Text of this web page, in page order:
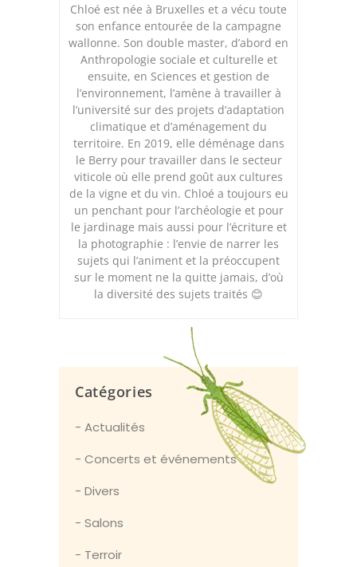
Chloé est née à Bruxelles et a vécu toute
son enfance entourée de la campagne
wallonne. Son double master, d’abord en
Anthropologie sociale et culturelle et
ensuite, en Sciences et gestion de
l’environnement, l’amène à travailler à
l’université sur des projets d’adaptation
climatique et d’aménagement du
territoire. En 2019, elle déménage dans
le Berry pour travailler dans le secteur
viticole où elle prend goût aux cultures
de la vigne et du vin. Chloé a toujours eu
un penchant pour l’archéologie et pour
le jardinage mais aussi pour l’écriture et
la photographie : l’envie de narrer les
sujets qui l’animent et la préoccupent
sur le moment ne la quitte jamais, d’où
la diversité des sujets traités 😊
Catégories
Actualités
Concerts et événements
Divers
Salons
Terroir